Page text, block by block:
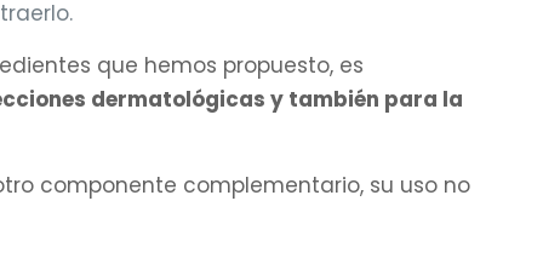
que hemos propuesto, es
dermatológicas y también para la
componente complementario, su uso no